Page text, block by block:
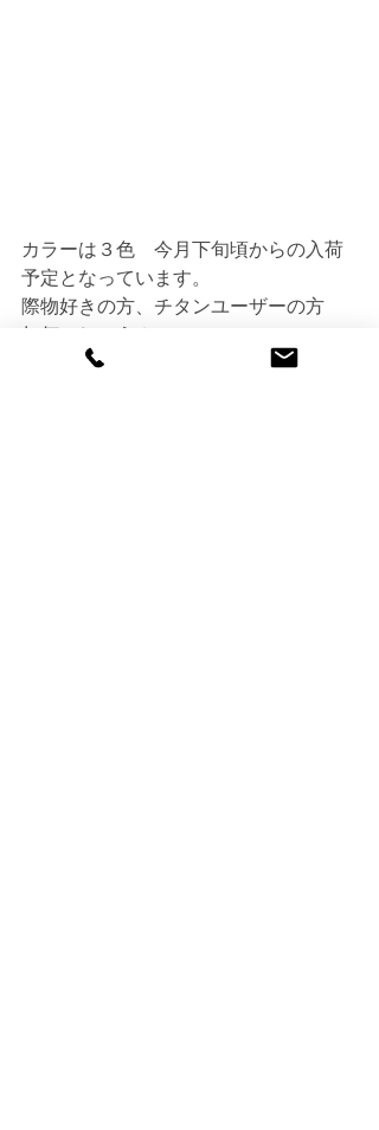
カラーは３色　今月下旬頃からの入荷
予定となっています。
際物好きの方、チタンユーザーの方
如何でしょう？